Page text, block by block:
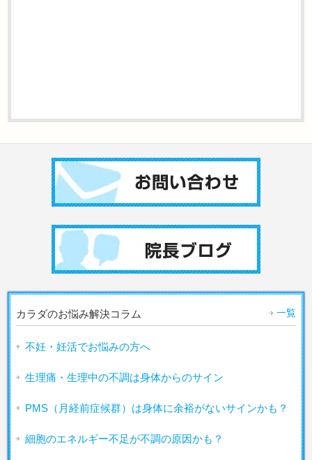
カラダのお悩み解決コラム 一覧
不妊・妊活でお悩みの方へ
生理痛・生理中の不調は身体からのサイン
PMS（月経前症候群）は身体に余裕がないサインかも？
細胞のエネルギー不足が不調の原因かも？